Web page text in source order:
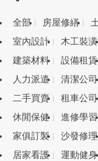
全部 房屋修繕
室內設計
木工裝潢
建築材料
設備租賃
人力派遣
清潔公司
二手買賣
租車公司
休閒保健
進修學習
家俱訂製
沙發修理
居家看護
運動健身